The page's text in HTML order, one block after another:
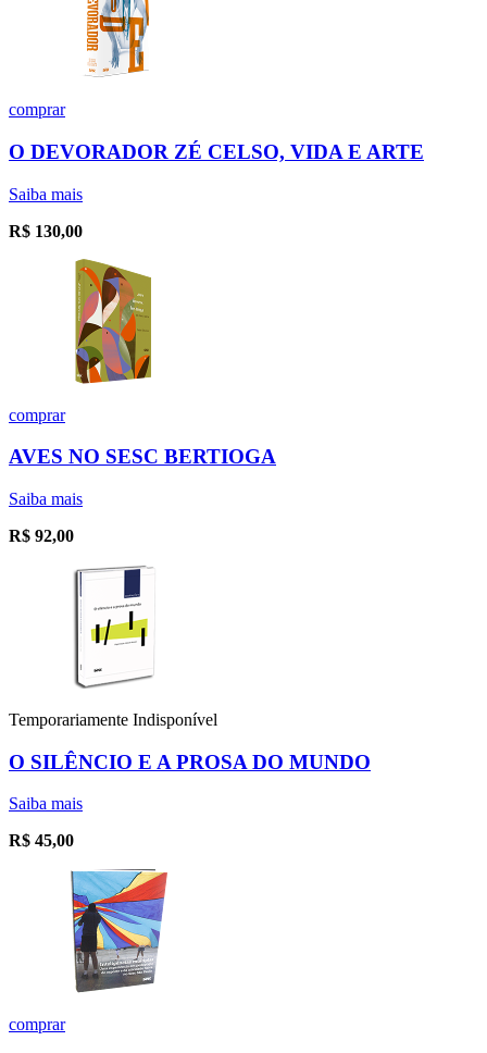
comprar
O DEVORADOR ZÉ CELSO, VIDA E ARTE
Saiba mais
R$ 130,00
comprar
AVES NO SESC BERTIOGA
Saiba mais
R$ 92,00
Temporariamente Indisponível
O SILÊNCIO E A PROSA DO MUNDO
Saiba mais
R$ 45,00
comprar